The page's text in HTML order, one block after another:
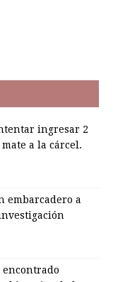
ingresar 2
a la cárcel.
embarcadero a
encontrado